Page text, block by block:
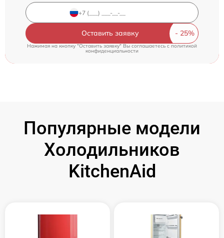
Оставить заявку
Нажимая на кнопку "Оставить заявку" Вы соглашаетесь cполитикой
конфиденциальности
Популярные модели
Холодильников
KitchenAid